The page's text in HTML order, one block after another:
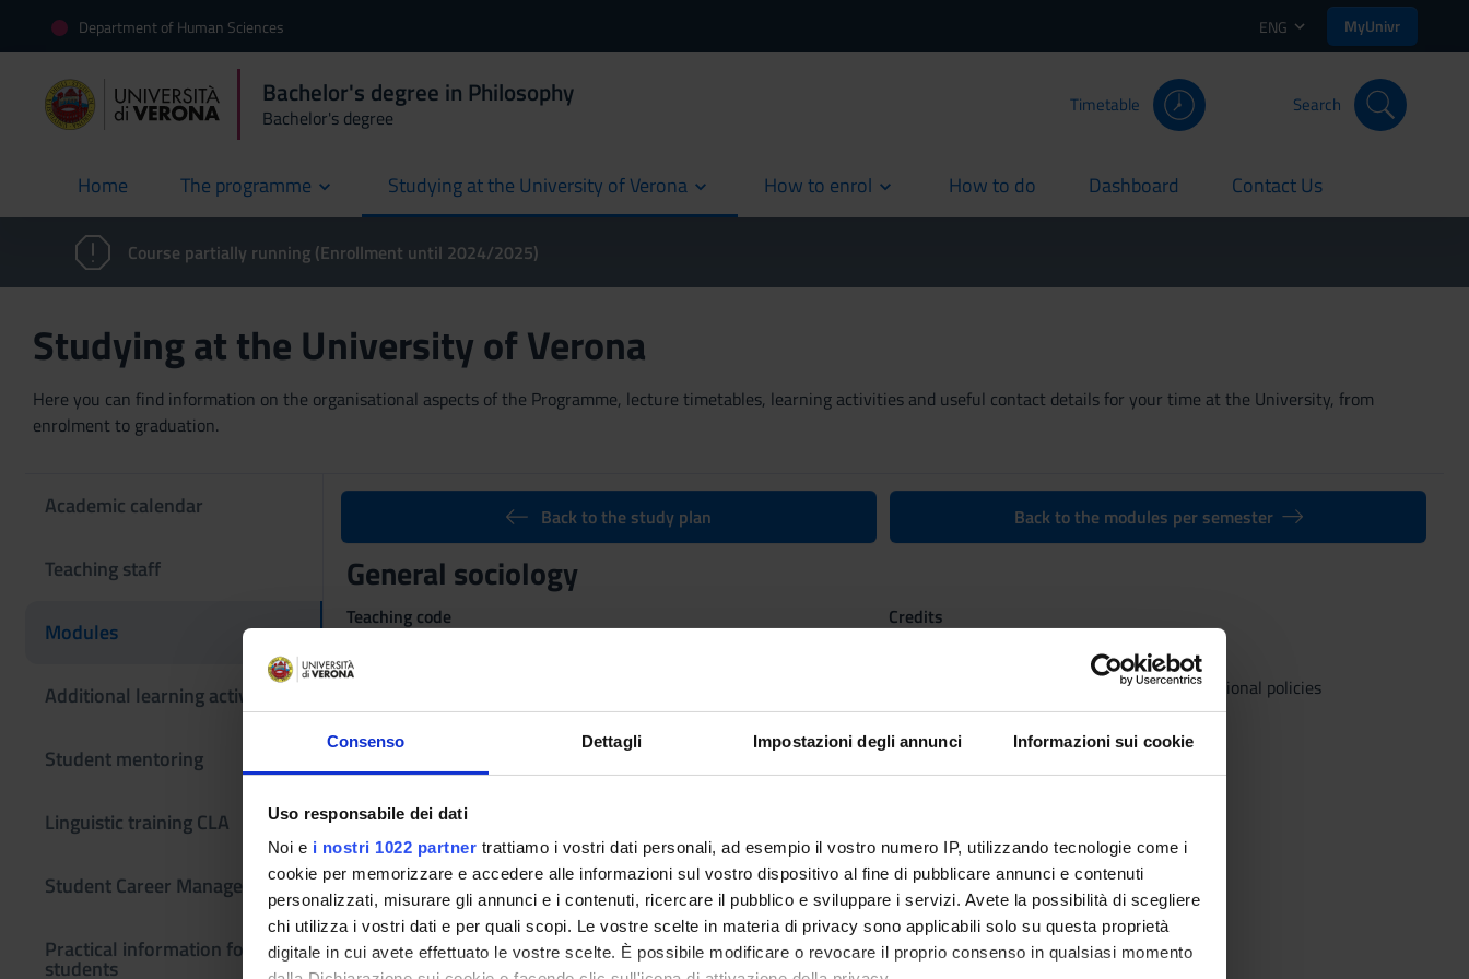
Consenso Dettagli Impostazioni degli annunci Informazioni sui cookie
Uso responsabile dei dati
Noi e i nostri 1022 partner trattiamo i vostri dati personali, ad esempio il vostro numero IP, utilizzando tecnologie come i
cookie per memorizzare e accedere alle informazioni sul vostro dispositivo al fine di pubblicare annunci e contenuti
personalizzati, misurare gli annunci e i contenuti, ricercare il pubblico e sviluppare i servizi. Avete la possibilità di scegliere
chi utilizza i vostri dati e per quali scopi. Le vostre scelte in materia di privacy sono applicabili solo su questa proprietà
digitale in cui avete effettuato le vostre scelte. È possibile modificare o revocare il proprio consenso in qualsiasi momento
Department of Human Sciences ENG MyUnivr
Bachelor's degree in Philosophy
Bachelor's degree
Timetable Search
Home
current The programme Studying at the University of Verona How to enrol How to do
current Dashboard
current Contact Us
current
Course partially running (Enrollment until 2024/2025)
Studying at the University of Verona
Here you can find information on the organisational aspects of the Programme, lecture timetables, learning activities and useful contact details for your time at the University, from
enrolment to graduation.
Academic calendar
Teaching staff
Modules
Additional learning activities
Student mentoring
Linguistic training CLA
Student Career Management
Practical information for
students
Back to the study plan Back to the modules per semester
General sociology
Teaching code
Credits
The course is given by
(2023/2024) - Bachelors' degree in Strategic studies for security and international policies